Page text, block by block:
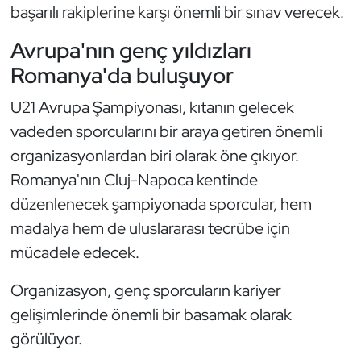
başarılı rakiplerine karşı önemli bir sınav verecek.
Avrupa'nın genç yıldızları
Romanya'da buluşuyor
U21 Avrupa Şampiyonası, kıtanın gelecek
vadeden sporcularını bir araya getiren önemli
organizasyonlardan biri olarak öne çıkıyor.
Romanya'nın Cluj-Napoca kentinde
düzenlenecek şampiyonada sporcular, hem
madalya hem de uluslararası tecrübe için
mücadele edecek.
Organizasyon, genç sporcuların kariyer
gelişimlerinde önemli bir basamak olarak
görülüyor.
Golf
Güreş
Halter
Hava Sporları
Hentbol
İşitme Engelli Sporcular
Judo ve Kuraş
Kano ve Rafting
Karate